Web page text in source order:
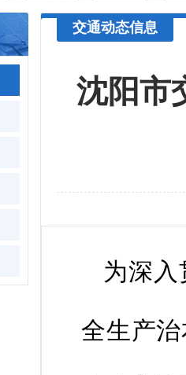
交通动态信息
沈阳市
为深
全生产